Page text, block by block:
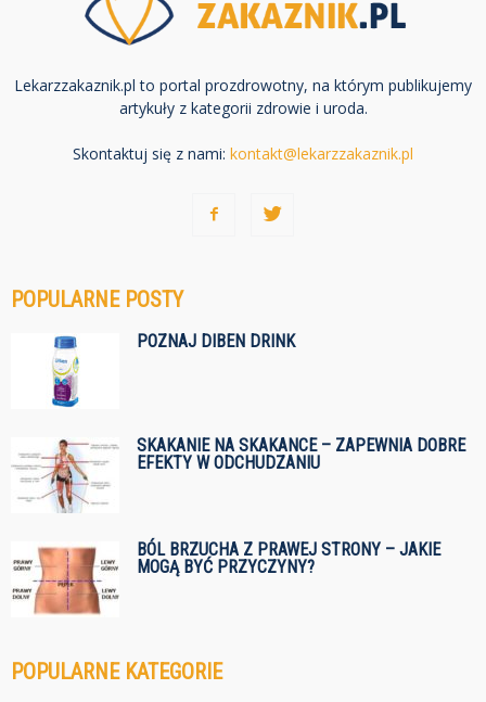
Lekarzzakaznik.pl to portal prozdrowotny, na którym publikujemy
artykuły z kategorii zdrowie i uroda.
Skontaktuj się z nami: kontakt@lekarzzakaznik.pl
POPULARNE POSTY
POZNAJ DIBEN DRINK
SKAKANIE NA SKAKANCE – ZAPEWNIA DOBRE
EFEKTY W ODCHUDZANIU
BÓL BRZUCHA Z PRAWEJ STRONY – JAKIE
MOGĄ BYĆ PRZYCZYNY?
POPULARNE KATEGORIE